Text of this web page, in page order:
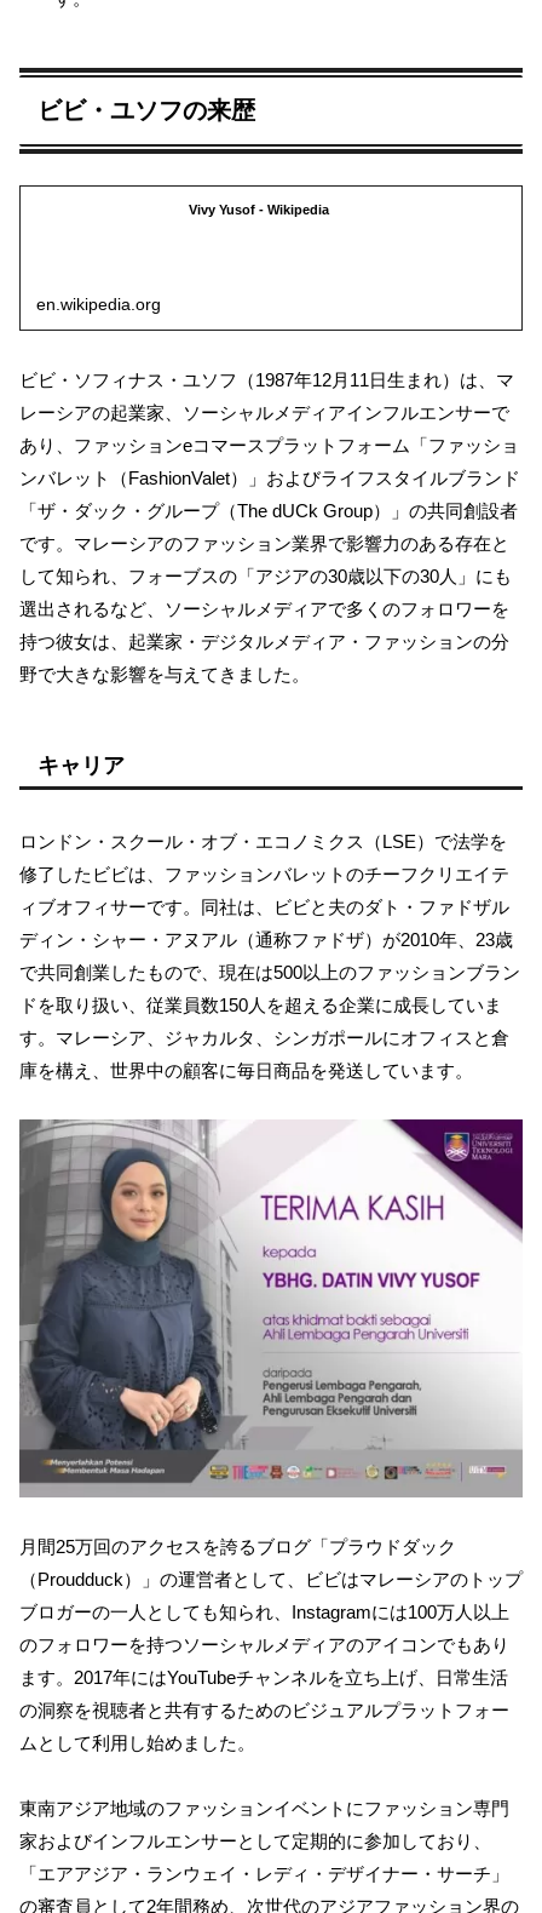
ビビ・ユソフの来歴
Vivy Yusof - Wikipedia
en.wikipedia.org
ビビ・ソフィナス・ユソフ（1987年12月11日生まれ）は、マ
レーシアの起業家、ソーシャルメディアインフルエンサーで
あり、ファッションeコマースプラットフォーム「ファッショ
ンバレット（FashionValet）」およびライフスタイルブランド
「ザ・ダック・グループ（The dUCk Group）」の共同創設者
です。マレーシアのファッション業界で影響力のある存在と
して知られ、フォーブスの「アジアの30歳以下の30人」にも
選出されるなど、ソーシャルメディアで多くのフォロワーを
持つ彼女は、起業家・デジタルメディア・ファッションの分
野で大きな影響を与えてきました。
キャリア
ロンドン・スクール・オブ・エコノミクス（LSE）で法学を
修了したビビは、ファッションバレットのチーフクリエイテ
ィブオフィサーです。同社は、ビビと夫のダト・ファドザル
ディン・シャー・アヌアル（通称ファドザ）が2010年、23歳
で共同創業したもので、現在は500以上のファッションブラン
ドを取り扱い、従業員数150人を超える企業に成長していま
す。マレーシア、ジャカルタ、シンガポールにオフィスと倉
庫を構え、世界中の顧客に毎日商品を発送しています。
月間25万回のアクセスを誇るブログ「プラウドダック
（Proudduck）」の運営者として、ビビはマレーシアのトップ
ブロガーの一人としても知られ、Instagramには100万人以上
のフォロワーを持つソーシャルメディアのアイコンでもあり
ます。2017年にはYouTubeチャンネルを立ち上げ、日常生活
の洞察を視聴者と共有するためのビジュアルプラットフォー
ムとして利用し始めました。
東南アジア地域のファッションイベントにファッション専門
家およびインフルエンサーとして定期的に参加しており、
「エアアジア・ランウェイ・レディ・デザイナー・サーチ」
の審査員として2年間務め、次世代のアジアファッション界の